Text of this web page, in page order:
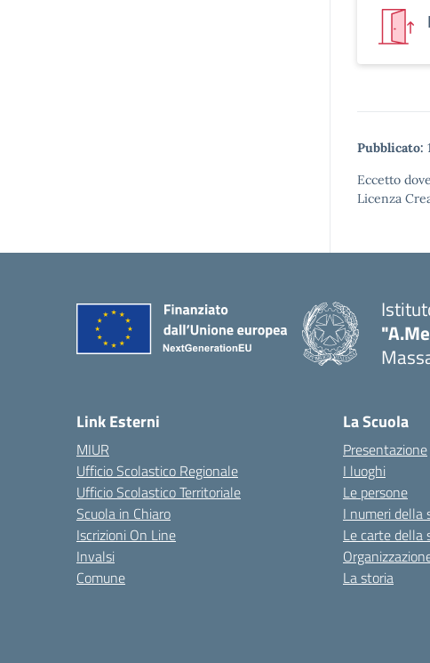
Pubblicato:
Eccetto
Licenza
Link Esterni
MIUR
Ufficio Scolastico Regionale
Ufficio Scolastico Territoriale
Scuola in Chiaro
Iscrizioni On Line
Invalsi
Comune
La Scuola
Presentazione
I luoghi
Le persone
I numeri della
Le carte della
La storia